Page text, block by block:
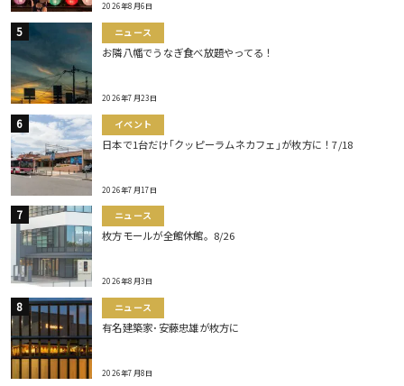
2026年8月6日
ニュース
お隣八幡でうなぎ食べ放題やってる！
2026年7月23日
イベント
日本で1台だけ｢クッピーラムネカフェ｣が枚方に！7/18
2026年7月17日
ニュース
枚方モールが全館休館。8/26
2026年8月3日
ニュース
有名建築家･安藤忠雄が枚方に
2026年7月8日